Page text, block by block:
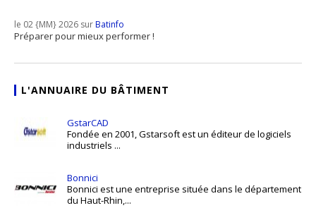
le 02 {MM} 2026 surBatinfo
Préparer pour mieux performer !
L'ANNUAIRE DU BÂTIMENT
GstarCAD
Fondée en 2001, Gstarsoft est un éditeur de logiciels
industriels ...
Bonnici
Bonnici est une entreprise située dans le département
du Haut-Rhin,...